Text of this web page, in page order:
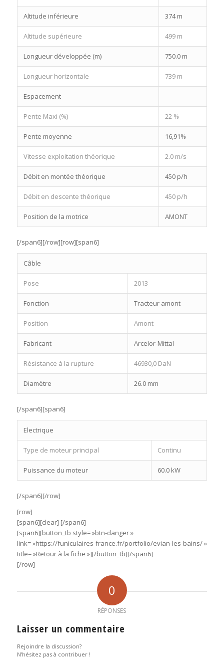
Altitude inférieure 374 m
Altitude supérieure 499 m
Longueur développée (m) 750.0 m
Longueur horizontale 739 m
Espacement
Pente Maxi (%) 22 %
Pente moyenne 16,91%
Vitesse exploitation théorique 2.0 m/s
Débit en montée théorique 450 p/h
Débit en descente théorique 450 p/h
Position de la motrice AMONT
[/span6][/row][row][span6]
Câble
Pose 2013
Fonction Tracteur amont
Position Amont
Fabricant Arcelor-Mittal
Résistance à la rupture 46930,0 DaN
Diamètre 26.0 mm
[/span6][span6]
Electrique
Type de moteur principal Continu
Puissance du moteur 60.0 kW
[/span6][/row]
[row]
[span6][clear] [/span6]
[span6][button_tb style= »btn-danger »
link= »https://funiculaires-france.fr/portfolio/evian-les-bains/ »
title= »Retour à la fiche »][/button_tb][/span6]
[/row]
0
RÉPONSES
Laisser un commentaire
Rejoindre la discussion?
N’hésitez pas à contribuer !